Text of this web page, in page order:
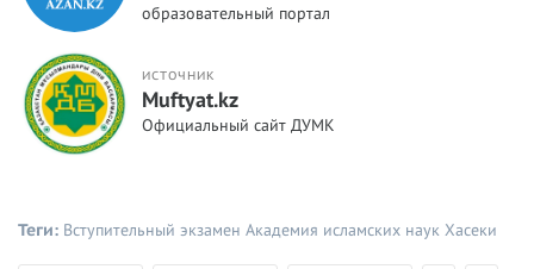
образовательный портал
ИСТОЧНИК
Muftyat.kz
Официальный сайт ДУМК
Теги: Вступительный экзамен Академия исламских наук Хасеки